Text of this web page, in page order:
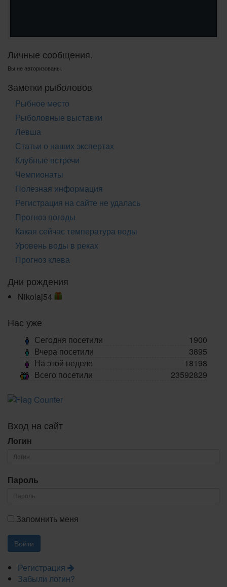
Личные сообщения.
Вы не авторизованы.
Заметки рыболовов
Рыбное место
Рыболовные выставки
Левша
Статьи о наших экспертах
Клубные встречи
Чемпионаты
Полезная информация
Регистрация на сайте не удалась
Прогноз погоды
Какая сейчас температура воды
Уровень воды в реках
Прогноз клева
Дни рождения
Nikolaj54
Нас уже
Сегодня посетили
1900
Вчера посетили
3895
На этой неделе
18198
Всего посетили
23592829
Вход на сайт
Логин
Пароль
Запомнить меня
Регистрация
Забыли логин?